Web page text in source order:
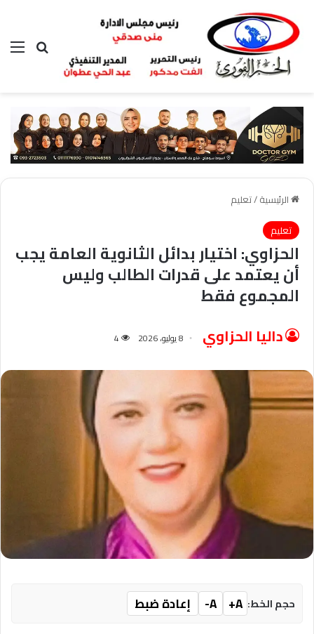
بحث عن
الرئيسية/تعليم
تعليم
الحزاوي: اختيار بدائل الثانوية العامة يجب
أن يعتمد على قدرات الطالب وليس
المجموع فقط
داليا الحزاوي 8 يوليو، 2026 4
حجم الخط: A+
A-
إعادة ضبط